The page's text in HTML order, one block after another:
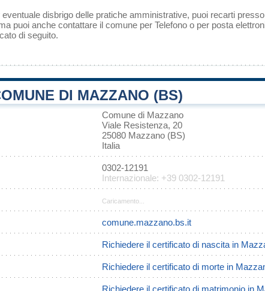
eventuale disbrigo delle pratiche amministrative, puoi recarti
puoi anche contattare il comune per Telefono o per posta
di seguito.
DI MAZZANO (BS)
Comune di Mazzano
Viale Resistenza, 20
25080 Mazzano (BS)
Italia
0302-12191
Internazionale: +39 0302-12191
Caricamento...
comune.mazzano.bs.it
Richiedere il certificato di nascita in
Richiedere il certificato di morte in
Richiedere il certificato di matrimonio in